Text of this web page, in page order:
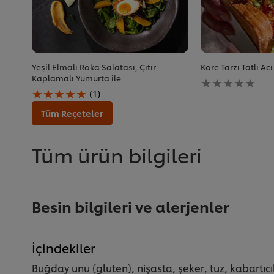
Yeşil Elmalı Roka Salatası, Çıtır
Kaplamalı Yumurta ile
Bu
Yeşil
Elmalı
Kaplamalı
Yumurta
puan,
üzerinden
5
üzerinden
(1)
Kore Tarzı Tatlı
Bu
recipe
Tüm Reçeteler
Tüm ürün bilgileri
Besin bilgileri ve alerjenler
İçindekiler
Buğday unu (gluten), nişasta, şeker, tuz,